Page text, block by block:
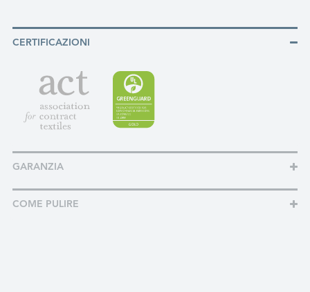
CERTIFICAZIONI
GARANZIA
COME PULIRE